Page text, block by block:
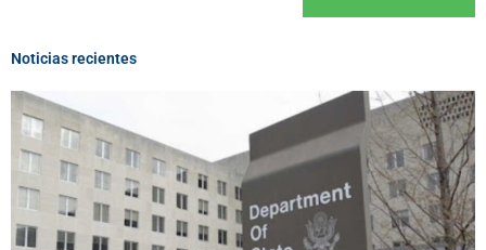
Noticias recientes